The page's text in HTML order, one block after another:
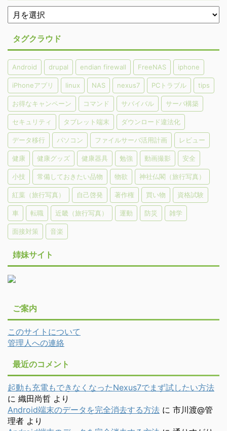
タグクラウド
Android drupal endian firewall FreeNAS iphone
iPhoneアプリ linux NAS nexus7 PCトラブル tips
お得なキャンペーン コマンド サバイバル サーバ構築
セキュリティ タブレット端末 ダウンロード違法化
データ移行 パソコン ファイルサーバ活用計画 レビュー
健康 健康グッズ 健康器具 勉強 動画撮影 安全
小技 常備しておきたい品物 物欲 神社仏閣（旅行写真）
紅葉（旅行写真） 自己啓発 著作権 買い物 資格試験
車 転職 近畿（旅行写真） 運動 防災 雑学
面接対策 音楽
姉妹サイト
ご案内
このサイトについて
管理人への連絡
最近のコメント
起動も充電もできなくなったNexus7でまず試したい方法
に 織田尚哲 より
Android端末のデータを完全消去する方法 に 市川渡@管
理者 より